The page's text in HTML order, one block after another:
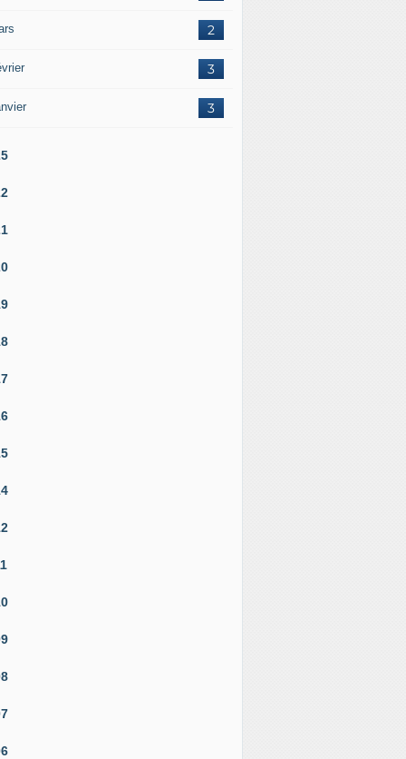
2
3
3